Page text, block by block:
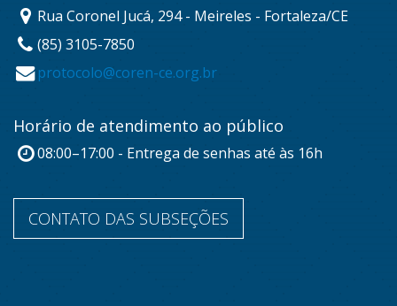
Rua Coronel Jucá, 294 - Meireles - Fortaleza/CE
(85) 3105-7850
protocolo@coren-ce.org.br
Horário de atendimento ao público
08:00–17:00 - Entrega de senhas até às 16h
CONTATO DAS SUBSEÇÕES